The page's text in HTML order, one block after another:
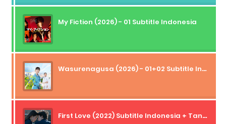
My Fiction (2026) - 01 Subtitle Indonesia
Wasurenagusa (2026) - 01+02 Subtitle Indonesia
First Love (2022) Subtitle Indonesia + Tanpa Iklan + Streaming + 1080p